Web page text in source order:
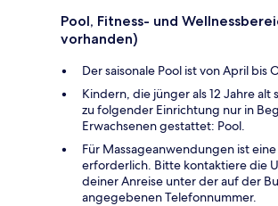
Pool, Fitness- und
vorhanden)
Der saisonale Pool ist von April
Kindern, die jünger als 12 Jahre
zu folgender Einrichtung nur in
Erwachsenen gestattet: Pool.
Für Massageanwendungen ist
erforderlich. Bitte kontaktiere die
deiner Anreise unter der auf der
angegebenen Telefonnummer.